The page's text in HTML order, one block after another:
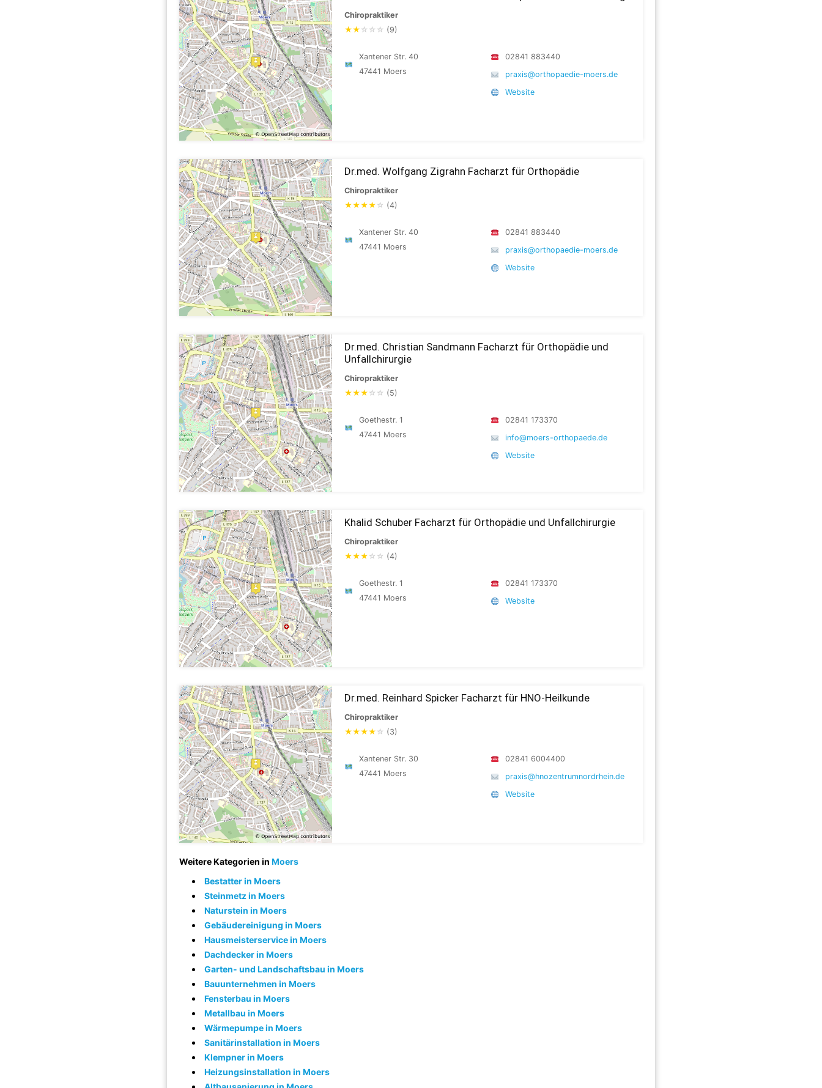
Chiropraktiker
★★ ☆ ☆ ☆ (9)
Xantener Str. 40
47441 Moers
02841 883440
praxis@orthopaedie-moers.de
Website
Dr.med. Wolfgang Zigrahn Facharzt für Orthopädie
Chiropraktiker
★★★★ ☆ (4)
Xantener Str. 40
47441 Moers
02841 883440
praxis@orthopaedie-moers.de
Website
Dr.med. Christian Sandmann Facharzt für Orthopädie und
Unfallchirurgie
Chiropraktiker
★★★ ☆ ☆ (5)
Goethestr. 1
47441 Moers
02841 173370
info@moers-orthopaede.de
Website
Khalid Schuber Facharzt für Orthopädie und Unfallchirurgie
Chiropraktiker
★★★ ☆ ☆ (4)
Goethestr. 1
47441 Moers
02841 173370
Website
Dr.med. Reinhard Spicker Facharzt für HNO-Heilkunde
Chiropraktiker
★★★★ ☆ (3)
Xantener Str. 30
47441 Moers
02841 6004400
praxis@hnozentrumnordrhein.de
Website
Weitere Kategorien in Moers
Bestatter in Moers
Steinmetz in Moers
Naturstein in Moers
Gebäudereinigung in Moers
Hausmeisterservice in Moers
Dachdecker in Moers
Garten- und Landschaftsbau in Moers
Bauunternehmen in Moers
Fensterbau in Moers
Metallbau in Moers
Wärmepumpe in Moers
Sanitärinstallation in Moers
Klempner in Moers
Heizungsinstallation in Moers